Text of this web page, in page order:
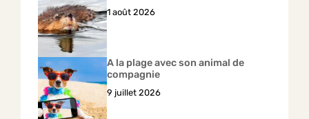
1 août 2026
A la plage avec son animal de
compagnie
9 juillet 2026